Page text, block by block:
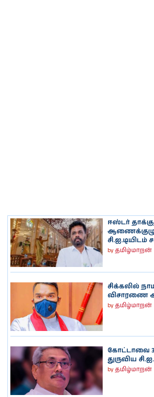
ஈஸ்டர்
சி.ஐ.டியிடம்
byதமிழ்மாறன்
சிக்கலில்
விசாரணை
byதமிழ்மாறன்
கோட்டாவை
துருவிய
byதமிழ்மாறன்